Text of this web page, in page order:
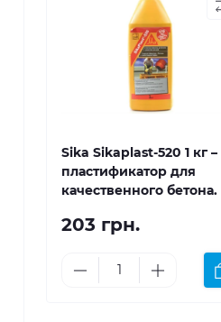
Sika Sikaplast-520 1 кг –
пластификатор для
качественного бетона.
203 грн.